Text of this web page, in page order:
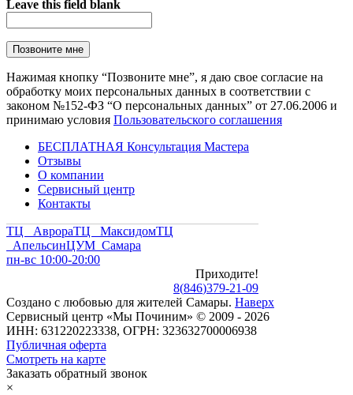
Leave this field blank
Нажимая кнопку “Позвоните мне”, я даю свое согласие на
обработку моих персональных данных в соответствии с
законом №152-ФЗ “О персональных данных” от 27.06.2006 и
принимаю условия Пользовательского соглашения
БЕСПЛАТНАЯ Консультация Мастера
Отзывы
О компании
Сервисный центр
Контакты
ТЦ АврораТЦ МаксидомТЦ
АпельсинЦУМ Самара
пн-вс 10:00-20:00
Приходите!
8(846)379-21-09
Создано с любовью для жителей Самары. Наверх
Сервисный центр «Мы Починим» © 2009 - 2026
ИНН: 631220223338, ОГРН: 323632700006938
Публичная оферта
Смотреть на карте
Заказать обратный звонок
×